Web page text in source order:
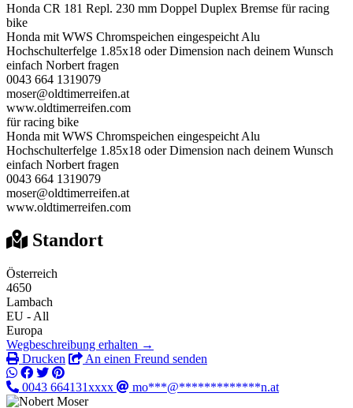
Honda CR 181 Repl. 230 mm Doppel Duplex Bremse für racing
bike
Honda mit WWS Chromspeichen eingespeicht Alu
Hochschulterfelge 1.85x18 oder Dimension nach deinem Wunsch
einfach Norbert fragen
0043 664 1319079
moser@oldtimerreifen.at
www.oldtimerreifen.com
für racing bike
Honda mit WWS Chromspeichen eingespeicht Alu
Hochschulterfelge 1.85x18 oder Dimension nach deinem Wunsch
einfach Norbert fragen
0043 664 1319079
moser@oldtimerreifen.at
www.oldtimerreifen.com
Standort
Österreich
4650
Lambach
EU - All
Europa
Wegbeschreibung erhalten →
Drucken
An einen Freund senden
0043 664131xxxx mo***@*************n.at